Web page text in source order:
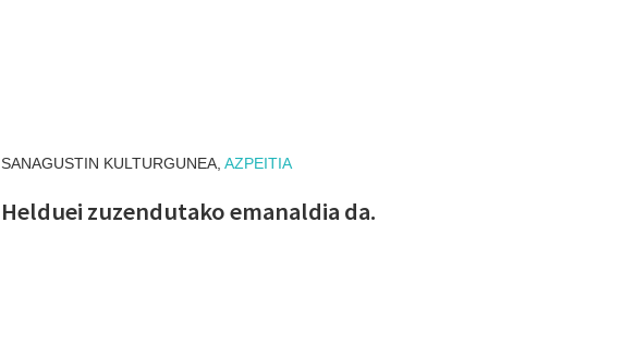
SANAGUSTIN KULTURGUNEA, AZPEITIA
Helduei zuzendutako emanaldia da.